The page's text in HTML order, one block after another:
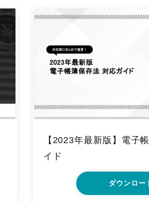
【2023年最新版】電子
イド
ダウンロー